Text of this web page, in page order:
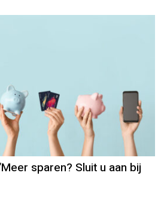
Column
Wessels
sparen? Sluit u aan bij